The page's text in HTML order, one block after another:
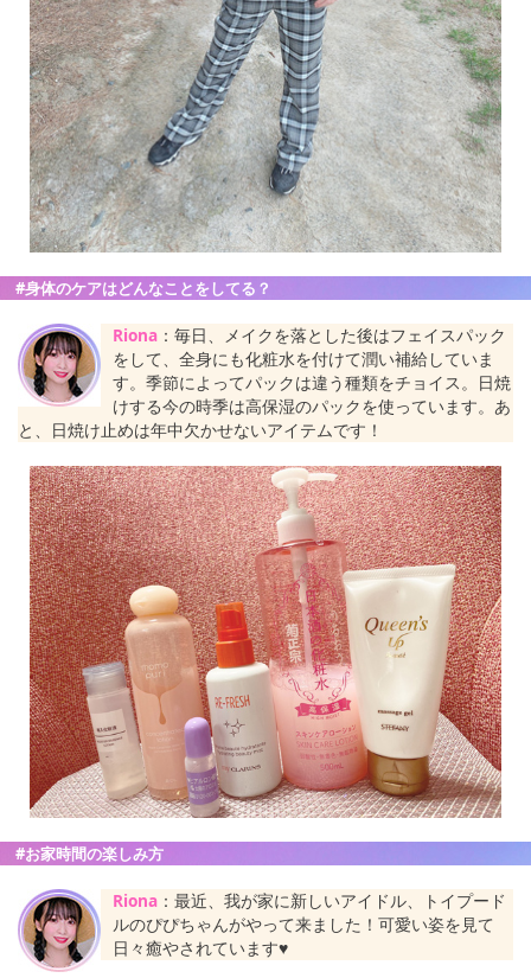
#身体のケアはどんなことをしてる？
Riona ：毎日、メイクを落とした後はフェイスパック
をして、全身にも化粧水を付けて潤い補給していま
す。季節によってパックは違う種類をチョイス。日焼
けする今の時季は高保湿のパックを使っています。あ
と、日焼け止めは年中欠かせないアイテムです！
#お家時間の楽しみ方
Riona ：最近、我が家に新しいアイドル、トイプード
ルのぴぴちゃんがやって来ました！可愛い姿を見て
日々癒やされています♥